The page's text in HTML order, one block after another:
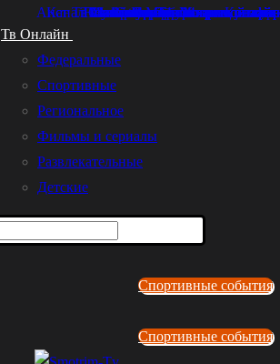
Тв Онлайн
Федеральные
Спортивные
Региональное
Фильмы и сериалы
Развлекательные
Детские
Спортивные события
Спортивные события